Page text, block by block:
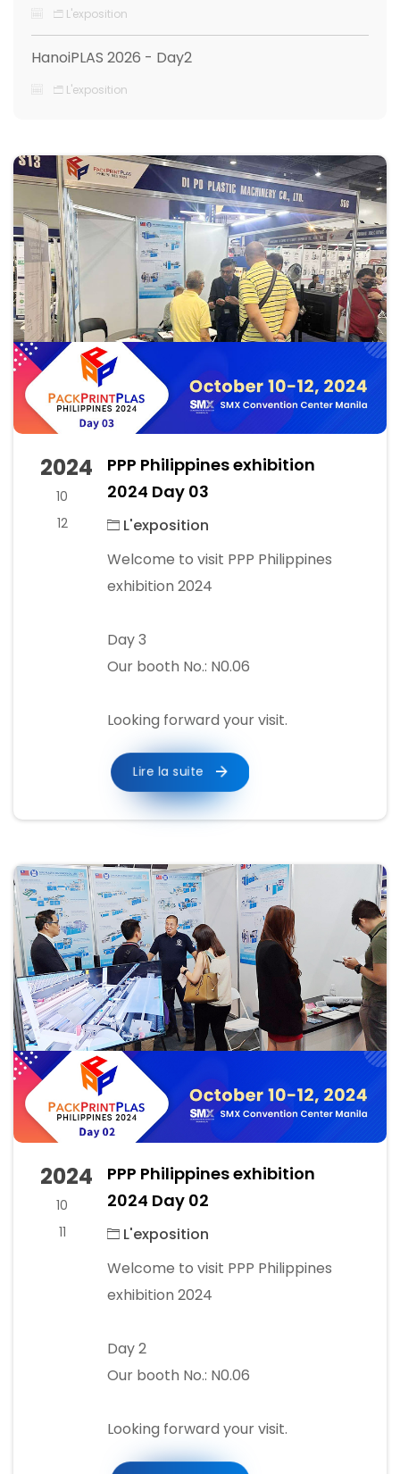
L'exposition
HanoiPLAS 2026 - Day2
L'exposition
2024
10
12
PPP Philippines exhibition
2024 Day 03
L'exposition
Welcome to visit PPP Philippines
exhibition 2024
Day 3
Our booth No.: N0.06
​Looking forward your visit.
Lire la suite
2024
10
11
PPP Philippines exhibition
2024 Day 02
L'exposition
Welcome to visit PPP Philippines
exhibition 2024
Day 2
Our booth No.: N0.06
​Looking forward your visit.